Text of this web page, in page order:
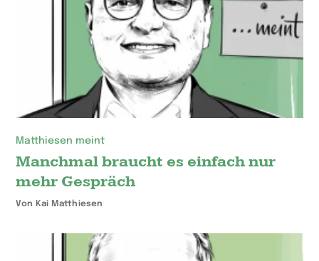
Matthiesen meint
Manchmal braucht es einfach nur
mehr Gespräch
Von Kai Matthiesen